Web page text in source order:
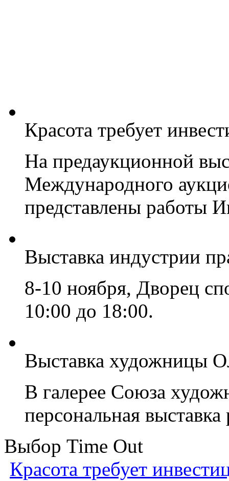
Красота требует
На предаукционной
Международного
представлены работы
Выставка индустрии
8-10 ноября, Дворец
10:00 до 18:00.
Выставка художницы
В галерее Союза
персональная
Выбор Time Out
Красота требует